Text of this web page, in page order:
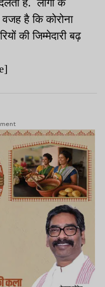
है. लोगों के
है कि कोरोना
की जिम्मेदारी बढ़